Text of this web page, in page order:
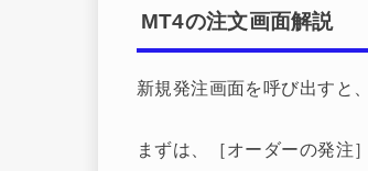
MT4の注文画面解説
新規発注画面を呼び出すと
まずは、［オーダーの発注